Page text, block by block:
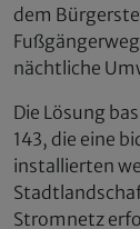
dem
nächtliche
Die Lösung
143, die eine
installierten
Stromnetz